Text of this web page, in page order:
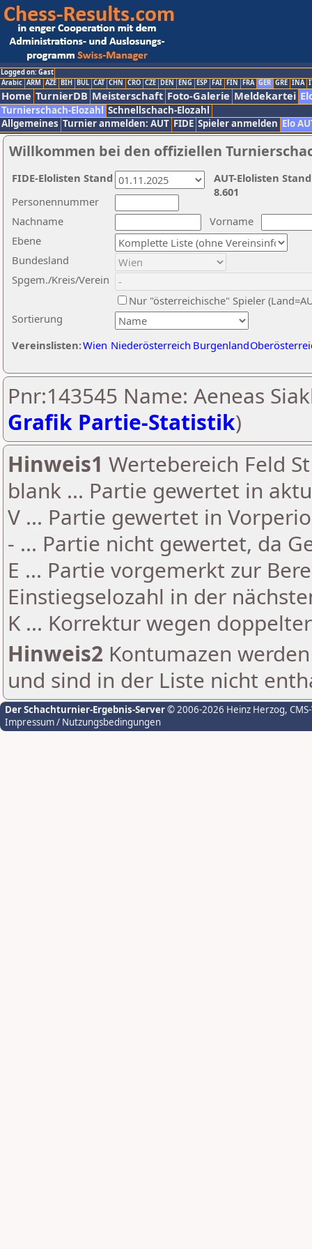
Logged on: Gast
Arabic ARM AZE BIH BUL CAT CHN CRO CZE DEN ENG ESP FAI FIN FRA GER GRE INA
Home TurnierDB Meisterschaft Foto-Galerie Meldekartei
Turnierschach-Elozahl Schnellschach-Elozahl
Allgemeines Turnier anmelden: AUT FIDE Spieler anmelden Elo
Willkommen bei den offiziellen
Nachname
Vorname
Ebene
Sortierung
Personennummer
Bundesland
Spgem./Kreis/Verein
Nur "österreichische" Spieler
Vereinslisten:Wien Niederösterreich Burgenland
AUT-Elolisten
8.601
FIDE-Elolisten Stand
Pnr:143545 Name: Aeneas
Grafik Partie-Statistik)
Hinweis1 Wertebereich Feld
blank ... Partie gewertet in
V ... Partie gewertet in
- ... Partie nicht gewertet, da
E ... Partie vorgemerkt zur
Einstiegselozahl in der
K ... Korrektur wegen
Hinweis2 Kontumazen
und sind in der Liste nicht
Der Schachturnier-Ergebnis-Server© 2006-2026 Heinz Herzog,
Impressum / Nutzungsbedingungen